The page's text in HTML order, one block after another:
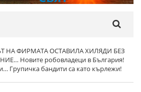
НА ФИРМАТА ОСТАВИЛА ХИЛЯДИ БЕЗ
Новите робовладеци в България!
Групичка бандити са като кърлежи!